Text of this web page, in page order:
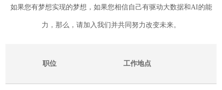
如果您有梦想实现的梦想，如果您相信自己有驱动大数据和AI的能
力，那么，请加入我们并共同努力改变未来。
职位 工作地点